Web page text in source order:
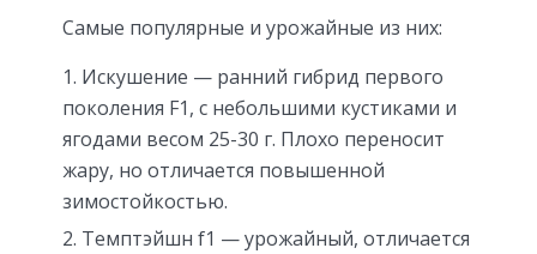
Самые популярные и урожайные из них:
Искушение — ранний гибрид первого
поколения F1, с небольшими кустиками и
ягодами весом 25-30 г. Плохо переносит
жару, но отличается повышенной
зимостойкостью.
Темптэйшн f1 — урожайный, отличается